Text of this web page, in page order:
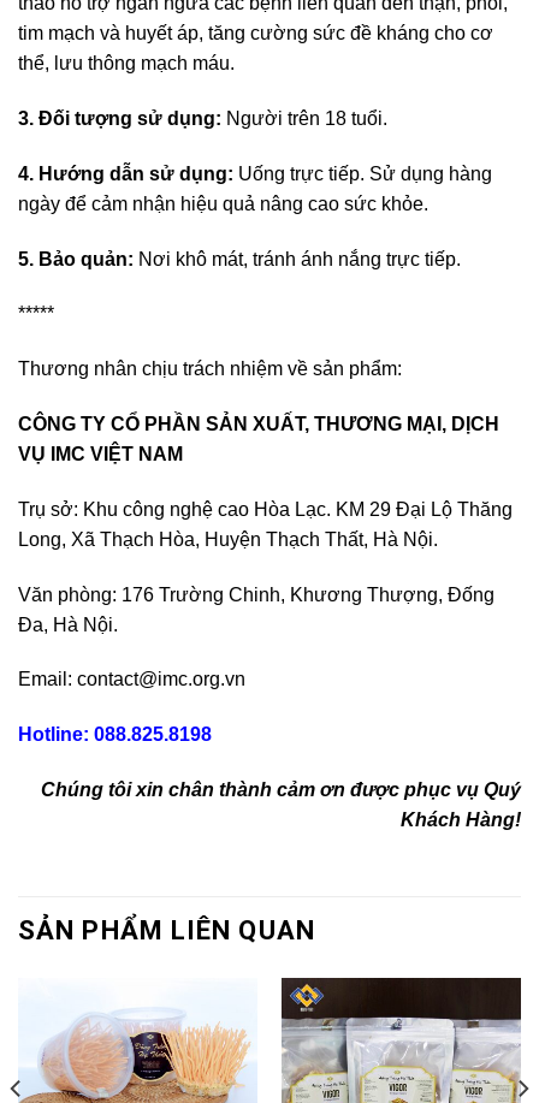
tim mạch và huyết áp, tăng cường sức đề kháng cho cơ
thể, lưu thông mạch máu.
3. Đối tượng sử dụng: Người trên 18 tuổi.
4. Hướng dẫn sử dụng: Uống trực tiếp. Sử dụng hàng
ngày để cảm nhận hiệu quả nâng cao sức khỏe.
5. Bảo quản: Nơi khô mát, tránh ánh nắng trực tiếp.
*****
Thương nhân chịu trách nhiệm về sản phẩm:
CÔNG TY CỔ PHẦN SẢN XUẤT, THƯƠNG MẠI, DỊCH
VỤ IMC VIỆT NAM
Trụ sở: Khu công nghệ cao Hòa Lạc. KM 29 Đại Lộ Thăng
Long, Xã Thạch Hòa, Huyện Thạch Thất, Hà Nội.
Văn phòng: 176 Trường Chinh, Khương Thượng, Đống
Đa, Hà Nội.
Email: contact@imc.org.vn
Hotline: 088.825.8198
Chúng tôi xin chân thành cảm ơn được phục vụ Quý
Khách Hàng!
SẢN PHẨM LIÊN QUAN